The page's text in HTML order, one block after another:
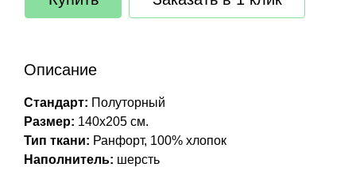
Описание
Стандарт: Полуторный
Размер: 140х205 см.
Тип ткани: Ранфорт, 100% хлопок
Наполнитель: шерсть